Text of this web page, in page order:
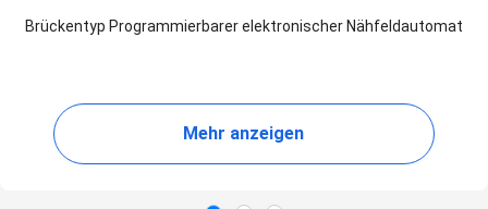
Brückentyp Programmierbarer elektronischer Nähfeldautomat
Mehr anzeigen